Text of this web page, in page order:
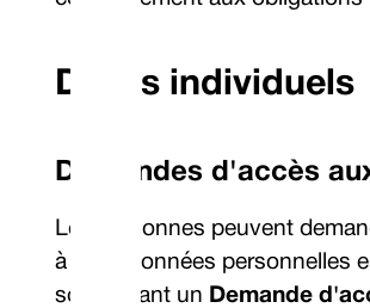
Droits individuels
Demandes d'accès
Les personnes peuvent
à leurs données personnelles
soumettant un Demande